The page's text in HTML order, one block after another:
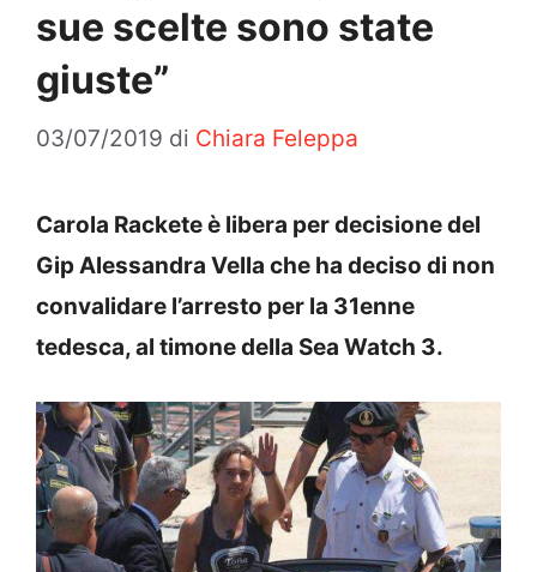
sue scelte sono state
giuste”
03/07/2019 di Chiara Feleppa
Carola Rackete è libera per decisione del
Gip Alessandra Vella che ha deciso di non
convalidare l’arresto per la 31enne
tedesca, al timone della Sea Watch 3.